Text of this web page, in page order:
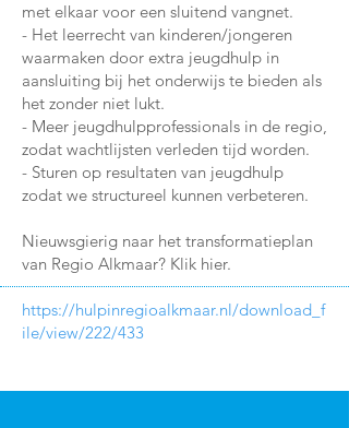
met elkaar voor een sluitend vangnet.
- Het leerrecht van kinderen/jongeren
waarmaken door extra jeugdhulp in
aansluiting bij het onderwijs te bieden als
het zonder niet lukt.
- Meer jeugdhulpprofessionals in de regio,
zodat wachtlijsten verleden tijd worden.
- Sturen op resultaten van jeugdhulp
zodat we structureel kunnen verbeteren.
Nieuwsgierig naar het transformatieplan
van Regio Alkmaar? Klik hier.
https://hulpinregioalkmaar.nl/download_f
ile/view/222/433